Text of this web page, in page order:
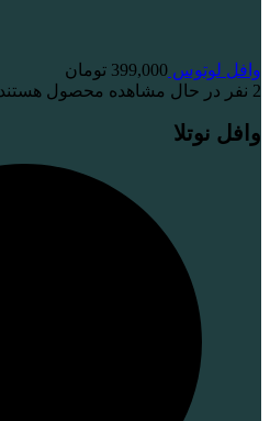
وافل لوتوس 399,000 تومان
2 نفر در حال مشاهده محصول هستند
وافل نوتلا